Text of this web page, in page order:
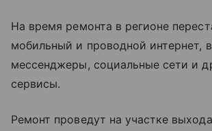
На время ремонта в регионе
мобильный и проводной интернет,
мессенджеры, социальные сети и
сервисы.
Ремонт проведут на участке